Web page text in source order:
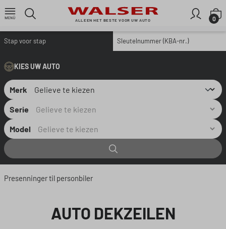
Ga naar de hoofdinhoud
ALLEEN HET BESTE VOOR UW AUTO 0
Stap voor stap Sleutelnummer (KBA-nr.)
KIES UW AUTO
Merk
Serie
Model
Presenninger til personbiler
AUTO DEKZEILEN